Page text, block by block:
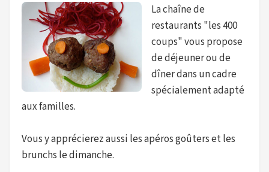
La chaîne de
restaurants "les 400
coups" vous propose
de déjeuner ou de
dîner dans un cadre
spécialement adapté
aux familles.
Vous y apprécierez aussi les apéros goûters et les
brunchs le dimanche.